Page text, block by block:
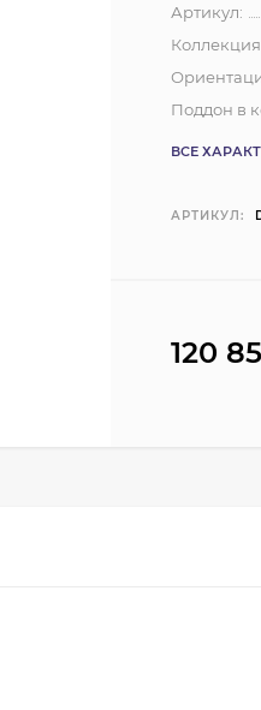
Артикул:
Коллекция
Поддон в
ВСЕ
АРТИКУЛ:
120